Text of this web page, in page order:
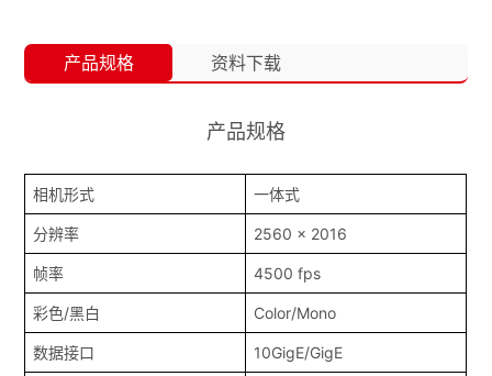
产品规格 资料下载
产品规格
相机形式 一体式
分辨率 2560 x 2016
帧率 4500 fps
彩色/黑白 Color/Mono
数据接口 10GigE/GigE